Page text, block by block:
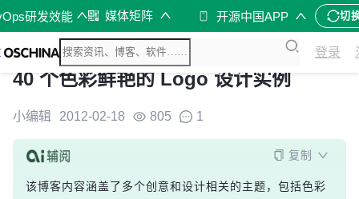
研发效能 媒体矩阵 开源中国APP 切
登录
40 个色彩鲜艳的 Logo 设计实例
小编辑 2012-02-18 805 1
复制
该博客内容涵盖了多个创意和设计相关的主题，包括色彩